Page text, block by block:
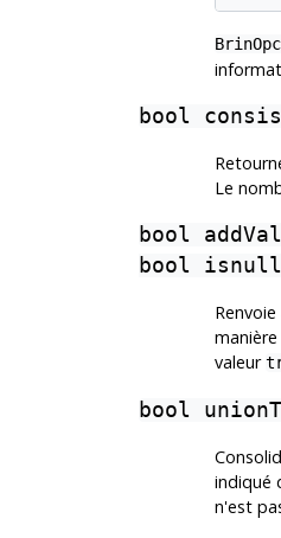
bool
Le
bool
bool
valeur
bool
indiqué
n'est